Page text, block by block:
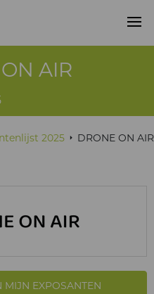
AIR
2025 DRONE ON AIR
MIJN EXPOSANTEN